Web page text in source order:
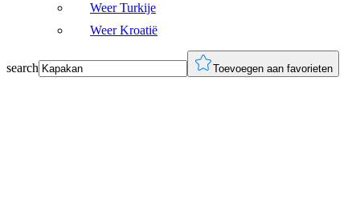
Weer Turkije
Weer Kroatië
search Toevoegen aan favorieten